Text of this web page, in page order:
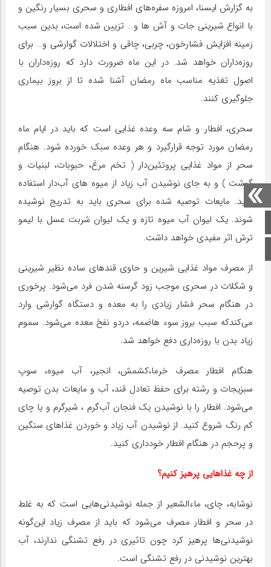
صفحه اصلی
به گزارش ایسنا، امروزه سفره‌های افطاری و سحری بسیار رنگین و
با انواع شیرینی جات و آش ها و… تزیین شده است، بدین سبب
زمینه افزایش فشارخون، چربی، چاقی و اختلالات گوارشی و… برای
روزه‌داران خواهد شد. در این ماه ضرورت دارد که روزه‌داران با
اصول تغذیه مناسب ماه رمضان آشنا شده تا از بروز بیماری‌
جلوگیری کنند.
سحری، افطار و شام سه وعده غذایی است که باید در ایام ماه
رمضان مورد توجه قرارگیرد و هر وعده سبک خورده شود. هنگام
سحر از مواد غذایی پروتئین‌دار ( تخم مرغ، حبوبات، لبنیات و
گوشت ) و به جای نوشیدن آب زیاد از میوه های آب‌دار استفاده
کنید. مایعات توصیه شده برای سحری باید به تدریج نوشیده
شوند. یک لیوان آب میوه تازه و یک لیوان شربت عسل با لیمو
ترش اثر مفیدی خواهد داشت.
از مصرف مواد غذایی شیرین و حاوی قندهای ساده نظیر شیرینی
و شکلات در سحری موجب زود گرسنه شدن فرد می‌شود. پرخوری
در هنگام سحر فشار زیادی را به معده و دستگاه گوارشی وارد
می‌کندکه سبب بروز سوء هاضمه، دردو نفخ معده می‌شود. سموم
زیاد بدن با روزه‌داری دفع خواهد شد.
هنگام افطار مصرف خرما،کشمش، انجیر، آب میوه، سوپ
سبزیجات و رشته برای حفظ تعادل قند، آب و مایعات بدن توصیه
می‌شود. افطار را با نوشیدن یک فنجان آب‌گرم ، شیرگرم و یا چای
کم رنگ شروع کنید. از نوشیدن آب زیاد و خوردن غذاهای سنگین
و پرحجم در هنگام افطار خودداری کنید.
از چه غذاهایی پرهیز کنیم؟
نوشابه، چای، ماءالشعیر از جمله نوشیدنی‌هایی است که به غلط
در سحر و افطار مصرف می‌شود که باید از مصرف زیاد این‌گونه
نوشیدنی‌ها پرهیز کرد چون تاثیری در رفع تشنگی ندارند، آب
بهترین نوشیدنی در رفع تشنگی است.